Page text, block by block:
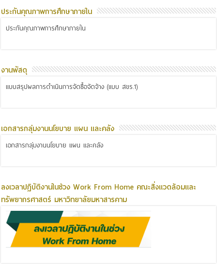
ประกันคุณภาพการศึกษาภายใน
ประกันคุณภาพการศึกษาภายใน
งานพัสดุ
แบบสรุปผลการดำเนินการจัดซื้อจัดจ้าง (แบบ สขร.1)
เอกสารกลุ่มงานนโยบาย แผน และคลัง
เอกสารกลุ่มงานนโยบาย แผน และคลัง
ลงเวลาปฏิบัติงานในช่วง Work From Home คณะสิ่งแวดล้อมและ
ทรัพยากรศาสตร์ มหาวิทยาลัยมหาสารคาม